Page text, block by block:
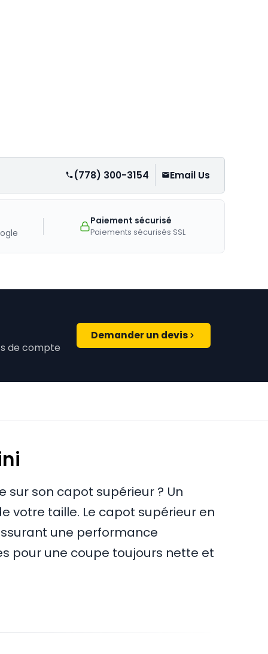
(778) 300-3154 Email Us
Paiement sécurisé
Paiements sécurisés SSL
de compte
Demander un devis
son capot supérieur ? Un
votre taille. Le capot supérieur en
une performance
pour une coupe toujours nette et